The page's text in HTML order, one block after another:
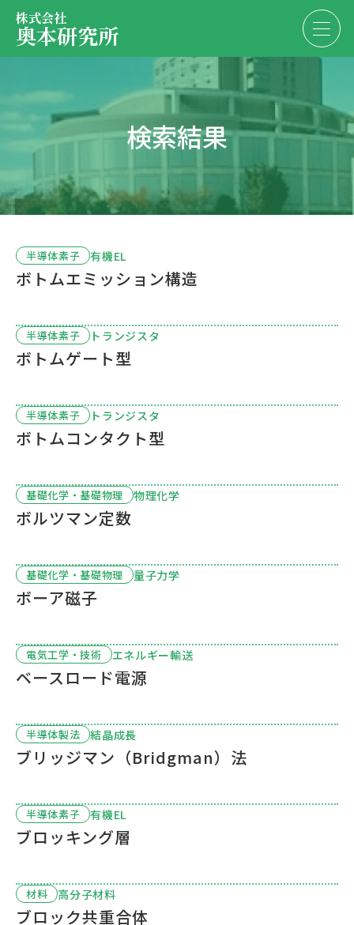
株式会社
奥本研究所
会社・決算情報
代表紹介
お問い合わせ
EN JP
お問い合わせ
検索結果
半導体素子 有機EL
ボトムエミッション構造
半導体素子 トランジスタ
ボトムゲート型
半導体素子 トランジスタ
ボトムコンタクト型
基礎化学・基礎物理 物理化学
ボルツマン定数
基礎化学・基礎物理 量子力学
ボーア磁子
電気工学・技術 エネルギー輸送
ベースロード電源
半導体製法 結晶成長
ブリッジマン（Bridgman）法
半導体素子 有機EL
ブロッキング層
材料 高分子材料
ブロック共重合体